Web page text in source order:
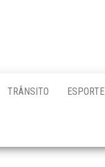
TRÂNSITO ESPORTE